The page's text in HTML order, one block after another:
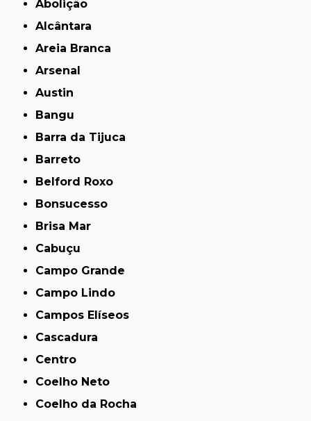
Abolição
Alcântara
Areia Branca
Arsenal
Austin
Bangu
Barra da Tijuca
Barreto
Belford Roxo
Bonsucesso
Brisa Mar
Cabuçu
Campo Grande
Campo Lindo
Campos Elíseos
Cascadura
Centro
Coelho Neto
Coelho da Rocha